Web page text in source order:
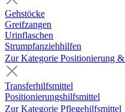
Gehstöcke
Greifzangen
Urinflaschen
Strumpfanziehhilfen
Zur Kategorie Positionierung
Transferhilfsmittel
Positionierungshilfsmittel
Zur Kategorie Pflegehilfsmittel